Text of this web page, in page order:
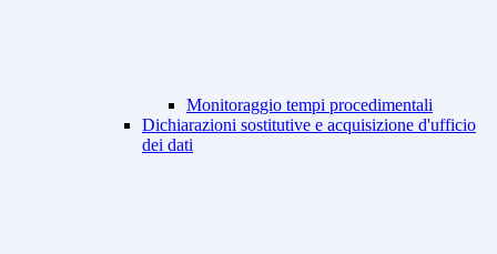
Monitoraggio tempi procedimentali
Dichiarazioni sostitutive e acquisizione d'ufficio
dei dati